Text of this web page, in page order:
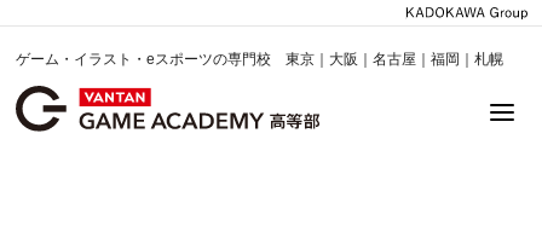
ゲーム・イラスト・eスポーツの専門校 東京｜大阪｜名古屋｜福岡｜札幌